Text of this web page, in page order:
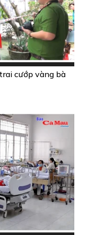
cướp vàng bà